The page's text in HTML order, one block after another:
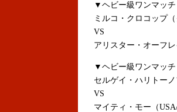
▼ヘビー級ワンマッチ
ミルコ・クロコップ
VS
アリスター・オーフ
▼ヘビー級ワンマッチ
セルゲイ・ハリトー
VS
マイティ・モー（